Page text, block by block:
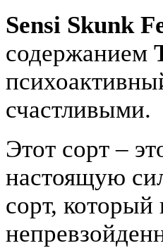
Sensi Skunk
содержанием
счастливыми.
Этот сорт –
настоящую
сорт,